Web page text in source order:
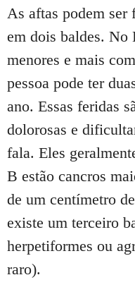
As aftas podem ser
em dois baldes. No
menores e mais
pessoa pode ter
ano. Essas feridas
dolorosas e
fala. Eles
B estão cancros
de um centímetro
existe um terceiro
herpetiformes ou
raro).